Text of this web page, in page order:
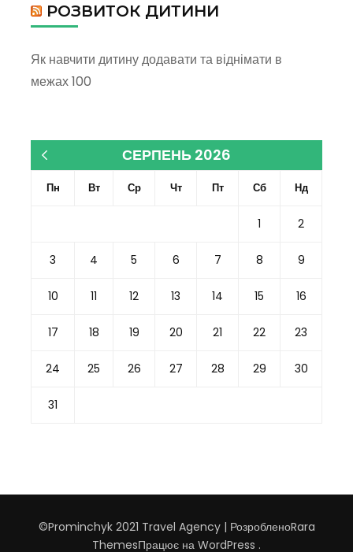
РОЗВИТОК ДИТИНИ
Як навчити дитину додавати та віднімати в
межах 100
СЕРПЕНЬ 2026
Пн Вт Ср Чт Пт Сб Нд
1 2
3 4 5 6 7 8 9
10 11 12 13 14 15 16
17 18 19 20 21 22 23
24 25 26 27 28 29 30
31
©Prominchyk 2021 Travel Agency | РозробленоRara
ThemesПрацює на WordPress .